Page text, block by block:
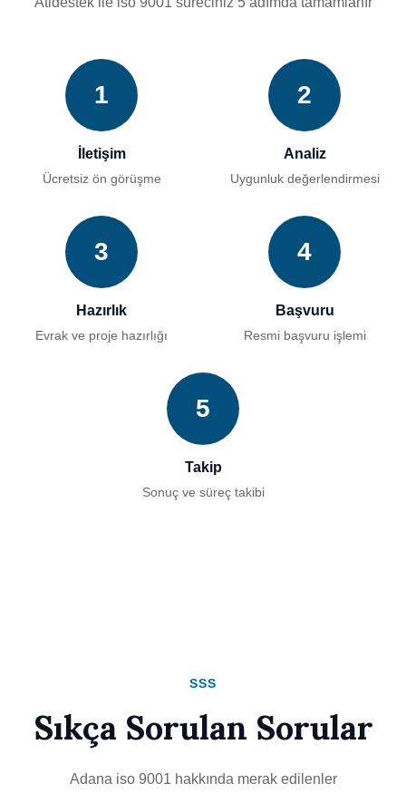
1
İletişim
Ücretsiz ön görüşme
2
Analiz
Uygunluk değerlendirmesi
3
Hazırlık
Evrak ve proje hazırlığı
4
Başvuru
Resmi başvuru işlemi
5
Takip
Sonuç ve süreç takibi
SSS
Sıkça Sorulan Sorular
Adana iso 9001 hakkında merak edilenler